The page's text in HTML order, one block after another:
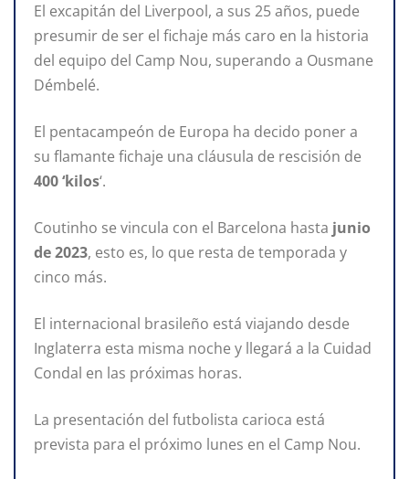
El excapitán del Liverpool, a sus 25 años, puede
presumir de ser el fichaje más caro en la historia
del equipo del Camp Nou, superando a Ousmane
Démbelé.
El pentacampeón de Europa ha decido poner a
su flamante fichaje una cláusula de rescisión de
400 ‘kilos‘.
Coutinho se vincula con el Barcelona hasta junio
de 2023, esto es, lo que resta de temporada y
cinco más.
El internacional brasileño está viajando desde
Inglaterra esta misma noche y llegará a la Cuidad
Condal en las próximas horas.
La presentación del futbolista carioca está
prevista para el próximo lunes en el Camp Nou.